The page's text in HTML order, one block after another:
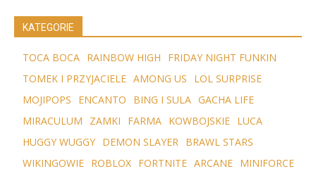
KATEGORIE
TOCA BOCA RAINBOW HIGH
FRIDAY NIGHT FUNKIN
TOMEK I PRZYJACIELE AMONG US
LOL SURPRISE
MOJIPOPS
ENCANTO BING I SULA GACHA LIFE
MIRACULUM
ZAMKI FARMA KOWBOJSKIE LUCA
HUGGY WUGGY DEMON SLAYER BRAWL STARS
WIKINGOWIE ROBLOX FORTNITE ARCANE MINIFORCE